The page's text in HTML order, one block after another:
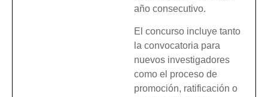
año consecutivo.
El concurso incluye tanto
la convocatoria para
nuevos investigadores
como el proceso de
promoción, ratificación o